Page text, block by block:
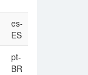
es-
ES
pt-
BR